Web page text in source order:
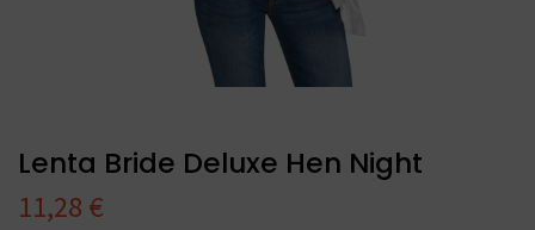
Lenta Bride Deluxe Hen Night
11,28 €